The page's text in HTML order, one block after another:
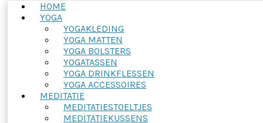
HOME
YOGA
YOGAKLEDING
YOGA MATTEN
YOGA BOLSTERS
YOGATASSEN
YOGA DRINKFLESSEN
YOGA ACCESSOIRES
MEDITATIE
MEDITATIESTOELTJES
MEDITATIEKUSSENS